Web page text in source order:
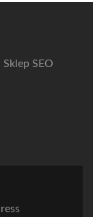
Sklep SEO